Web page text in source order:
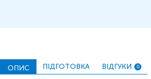
Застереження!Для проведення
дослідження обов'язково необхідно
ОПИС ПІДГОТОВКА ВІДГУКИ 0